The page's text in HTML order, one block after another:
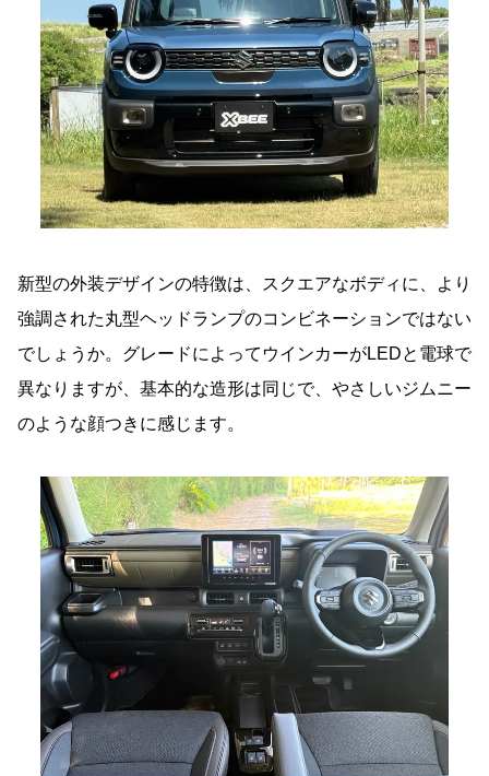
新型の外装デザインの特徴は、スクエアなボディに、より
強調された丸型ヘッドランプのコンビネーションではない
でしょうか。グレードによってウインカーがLEDと電球で
異なりますが、基本的な造形は同じで、やさしいジムニー
のような顔つきに感じます。